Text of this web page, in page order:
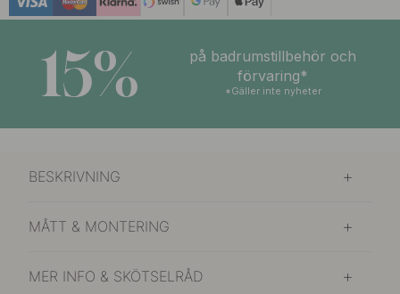
15%
på badrumstillbehör och
förvaring*
*Gäller inte nyheter
BESKRIVNING
MÅTT & MONTERING
MER INFO & SKÖTSELRÅD